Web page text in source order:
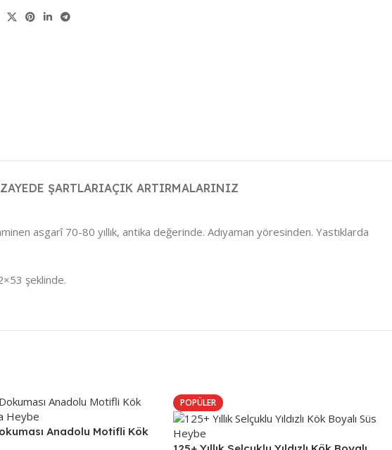
ŞARTLARIAÇIK ARTIRMALARINIZ
asgarî 70-80 yıllık, antika değerinde. Adıyaman yöresinden. Yastıklarda
şeklinde.
Anadolu Motifli Kök
POPÜLER